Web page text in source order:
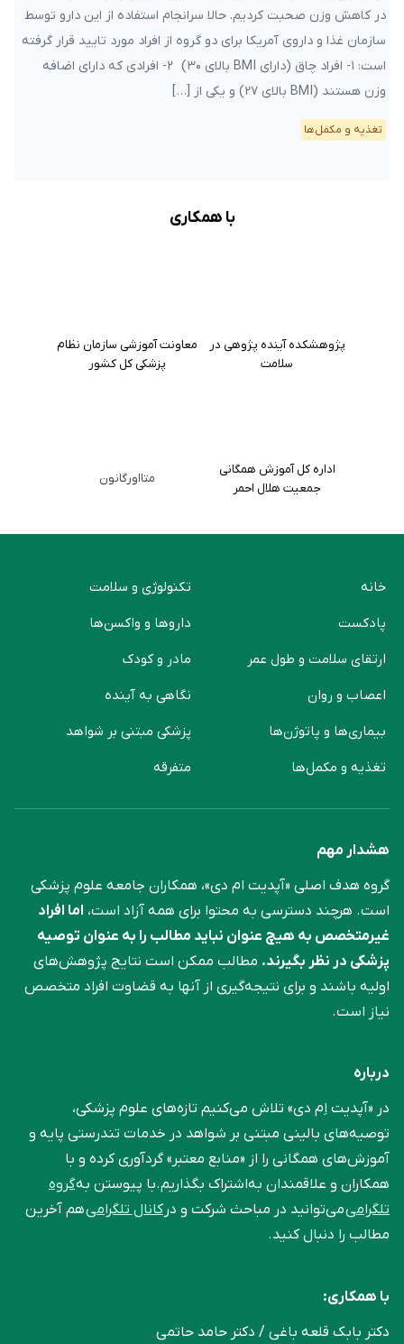
در کاهش وزن صحبت کردیم. حالا سرانجام استفاده از این دارو توسط
سازمان غذا و داروی آمریکا برای دو گروه از افراد مورد تایید قرار گرفته
است: ۱- افراد چاق (دارای BMI بالای ۳۰) ۲- افرادی که دارای اضافه
وزن هستند (BMI بالای ۲۷) و یکی از […]
تغذیه و مکمل‌ها
با همکاری
پژوهشکده آینده پژوهی در
سلامت
معاونت آموزشی سازمان نظام
پزشکی کل کشور
اداره کل آموزش همگانی
جمعیت هلال احمر
متااورگانون
خانه
پادکست
ارتقای سلامت و طول عمر
اعصاب و روان
بیماری‌ها و پاتوژن‌ها
تغذیه و مکمل‌ها
تکنولوژی و سلامت
دارو‌ها و واکسن‌ها
مادر و کودک
نگاهی به آینده
پزشکی مبتنی بر شواهد
متفرقه
هشدار مهم
گروه هدف اصلی «آپدیت ام دی»، همکاران جامعه علوم ‌پزشکی
است. هرچند دسترسی به محتوا برای همه آزاد است، اما افراد
غیرمتخصص به هیچ عنوان نباید مطالب را به عنوان توصیه
پزشکی در نظر بگیرند. مطالب ممکن است نتایج پژوهش‌های
اولیه باشند و برای نتیجه‌گیری از آنها به قضاوت افراد متخصص
نیاز است.
درباره
در «آپدیت اِم دی» تلاش می‌کنیم تازه‌های علوم پزشکی،
توصیه‌های بالینی مبتنی بر شواهد در خدمات تندرستی پایه و
آموزش‌های همگانی را از «منابع معتبر» گردآوری کرده و با
همکاران و علاقمندان به‌اشتراک بگذاریم.با پیوستن بهگروه
تلگرامیمی‌توانید در مباحث شرکت و درکانال تلگرامیهم آخرین
مطالب را دنبال کنید.
با همکاری:
دکتر بابک قلعه‌ باغی / دکتر حامد حاتمی